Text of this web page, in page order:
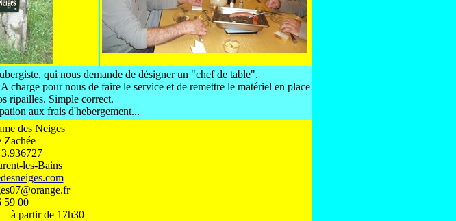
qui nous demande de désigner un "chef de table".
pour nous de faire le service et de remettre le matériel en place
ripailles. Simple correct.
aux frais d'hebergement...
des Neiges
Zachée
les-Bains
59 00
de 17h30